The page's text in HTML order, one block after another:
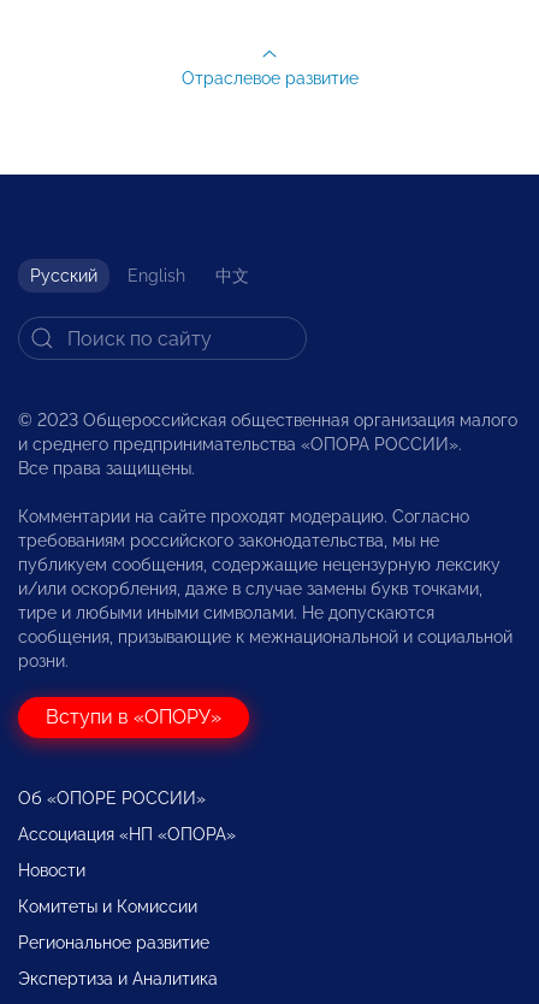
Отраслевое развитие
Русский English 中文
© 2023 Общероссийская общественная организация малого
и среднего предпринимательства «ОПОРА РОССИИ».
Все права защищены.
Комментарии на сайте проходят модерацию. Согласно
требованиям российского законодательства, мы не
публикуем сообщения, содержащие нецензурную лексику
и/или оскорбления, даже в случае замены букв точками,
тире и любыми иными символами. Не допускаются
сообщения, призывающие к межнациональной и социальной
розни.
Вступи в «ОПОРУ»
Об «ОПОРЕ РОССИИ»
Ассоциация «НП «ОПОРА»
Новости
Комитеты и Комиссии
Региональное развитие
Экспертиза и Аналитика